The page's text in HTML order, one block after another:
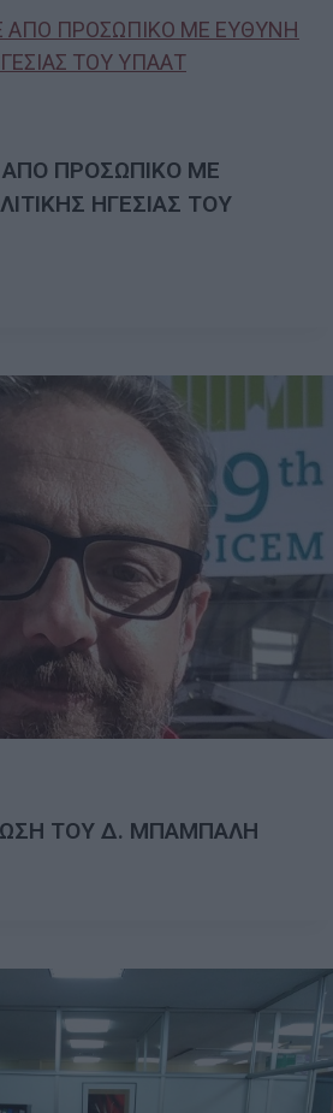
ΑΠΟ ΠΡΟΣΩΠΙΚΟ ΜΕ
ΗΓΕΣΙΑΣ ΤΟΥ
ΤΟΥ Δ. ΜΠΑΜΠΑΛΗ